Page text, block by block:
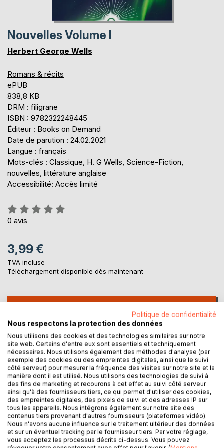
Nouvelles Volume I
Herbert George Wells
Romans & récits
ePUB
838,8 KB
DRM : filigrane
ISBN : 9782322248445
Éditeur : Books on Demand
Date de parution : 24.02.2021
Langue : français
Mots-clés : Classique, H. G Wells, Science-Fiction,
nouvelles, littérature anglaise
Accessibilité: Accès limité
Évaluation:
0%
0 avis
3,99 €
TVA incluse
Téléchargement disponible dès maintenant
Ajouter à ma liste d'envies
Laisser un avis
DESCRIPTION
Politique de confidentialité
Nous respectons la protection des données
Nous utilisons des cookies et des technologies similaires sur notre
site web. Certains d'entre eux sont essentiels et techniquement
nécessaires. Nous utilisons également des méthodes d'analyse (par
exemple des cookies ou des empreintes digitales, ainsi que le suivi
côté serveur) pour mesurer la fréquence des visites sur notre site et la
manière dont il est utilisé. Nous utilisons des technologies de suivi à
des fins de marketing et recourons à cet effet au suivi côté serveur
ainsi qu'à des fournisseurs tiers, ce qui permet d'utiliser des cookies,
des empreintes digitales, des pixels de suivi et des adresses IP sur
tous les appareils. Nous intégrons également sur notre site des
contenus tiers provenant d'autres fournisseurs (plateformes vidéo).
Nous n'avons aucune influence sur le traitement ultérieur des données
et sur un éventuel tracking par le fournisseur tiers. Par votre réglage,
vous acceptez les processus décrits ci-dessus. Vous pouvez